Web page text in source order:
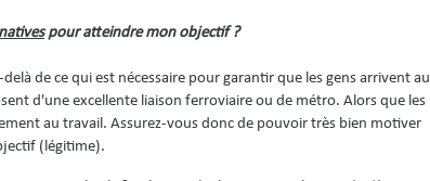
pour atteindre mon objectif ?
de ce qui est nécessaire pour garantir que les gens arrivent au
d'une excellente liaison ferroviaire ou de métro. Alors que les
au travail. Assurez-vous donc de pouvoir très bien motiver
(légitime).